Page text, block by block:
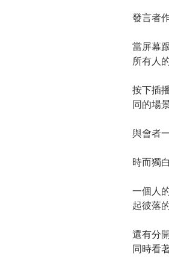
發言者
當屏幕
所有人
按下插
同的場
與會者
時而獨
一個人
起彼落
還有分
同時看